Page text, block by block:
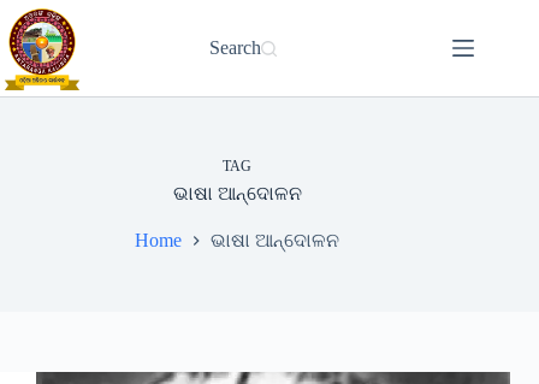
Skip
to
content
Search
TAG
ଭାଷା ଆନ୍ଦୋଳନ
Home ଭାଷା ଆନ୍ଦୋଳନ